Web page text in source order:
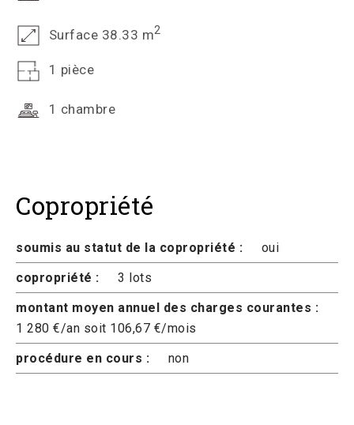
Surface 38.33 m2
1 pièce
1 chambre
Copropriété
soumis au statut de la copropriété :
oui
copropriété :
3 lots
montant moyen annuel des charges courantes :
1 280 €/an soit 106,67 €/mois
procédure en cours :
non